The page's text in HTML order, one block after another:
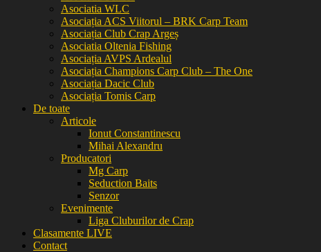
Asociatia WLC
Asociația ACS Viitorul – BRK Carp Team
Asociația Club Crap Argeș
Asociatia Oltenia Fishing
Asociația AVPS Ardealul
Asociația Champions Carp Club – The One
Asociația Dacic Club
Asociația Tomis Carp
De toate
Articole
Ionut Constantinescu
Mihai Alexandru
Producatori
Mg Carp
Seduction Baits
Senzor
Evenimente
Liga Cluburilor de Crap
Clasamente LIVE
Contact